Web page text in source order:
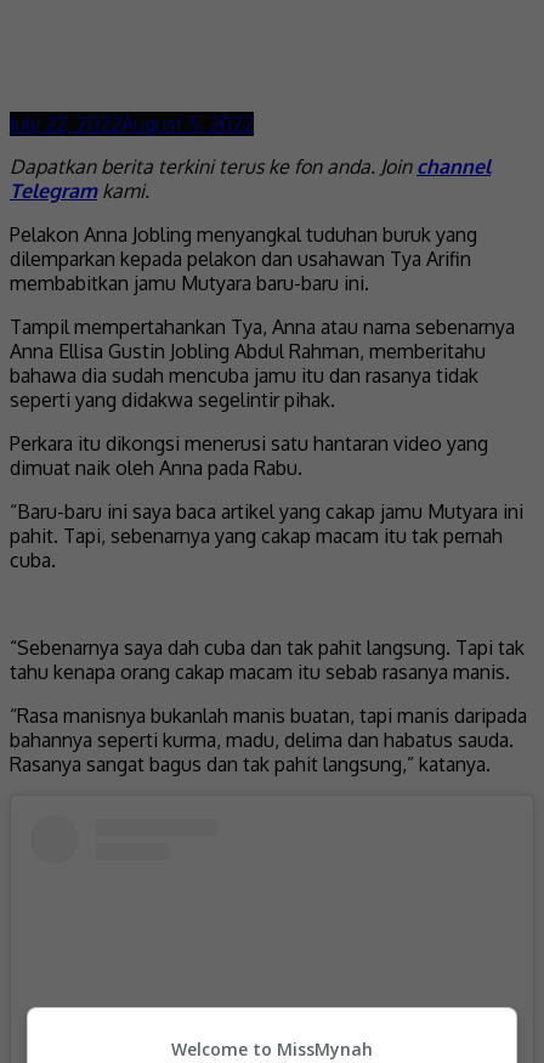
July 22, 2022August 5, 2022
Dapatkan berita terkini terus ke fon anda. Join channel
Telegramkami.
Pelakon Anna Jobling menyangkal tuduhan buruk yang
dilemparkan kepada pelakon dan usahawan Tya Arifin
membabitkan jamu Mutyara baru-baru ini.
Tampil mempertahankan Tya, Anna atau nama sebenarnya
Anna Ellisa Gustin Jobling Abdul Rahman, memberitahu
bahawa dia sudah mencuba jamu itu dan rasanya tidak
seperti yang didakwa segelintir pihak.
Perkara itu dikongsi menerusi satu hantaran video yang
dimuat naik oleh Anna pada Rabu.
“Baru-baru ini saya baca artikel yang cakap jamu Mutyara ini
pahit. Tapi, sebenarnya yang cakap macam itu tak pernah
cuba.
“Sebenarnya saya dah cuba dan tak pahit langsung. Tapi tak
tahu kenapa orang cakap macam itu sebab rasanya manis.
“Rasa manisnya bukanlah manis buatan, tapi manis daripada
bahannya seperti kurma, madu, delima dan habatus sauda.
Rasanya sangat bagus dan tak pahit langsung,” katanya.
Welcome to MissMynah